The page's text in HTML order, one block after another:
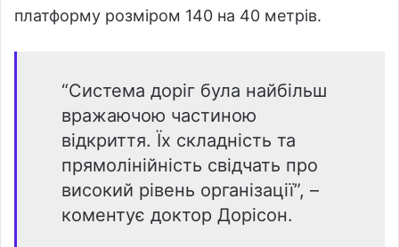
платформу розміром 140 на 40 метрів.
“Система доріг була найбільш
вражаючою частиною
відкриття. Їх складність та
прямолінійність свідчать про
високий рівень організації”, –
коментує доктор Дорісон.